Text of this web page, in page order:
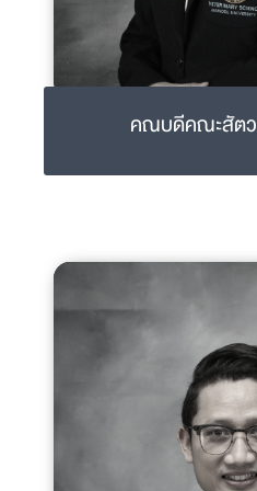
รศ.ดร.สพ.ญ.วลาสินี ศั
02-441-5242-4 ext
คณบดีคณะสัต